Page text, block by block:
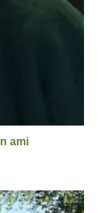
ami